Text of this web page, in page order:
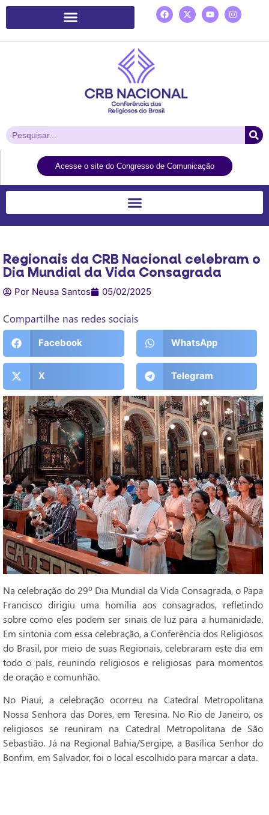
Acesse o site do Congresso de Comunicação
Regionais da CRB Nacional celebram o
Dia Mundial da Vida Consagrada
Por Neusa Santos 05/02/2025
Compartilhe nas redes sociais
Facebook WhatsApp
X Telegram
Na celebração do 29º Dia Mundial da Vida Consagrada, o Papa
Francisco dirigiu uma homilia aos consagrados, refletindo
sobre como eles podem ser sinais de luz para a humanidade.
Em sintonia com essa celebração, a Conferência dos Religiosos
do Brasil, por meio de suas Regionais, celebraram este dia em
todo o país, reunindo religiosos e religiosas para momentos
de oração e comunhão.
No Piauí, a celebração ocorreu na Catedral Metropolitana
Nossa Senhora das Dores, em Teresina. No Rio de Janeiro, os
religiosos se reuniram na Catedral Metropolitana de São
Sebastião. Já na Regional Bahia/Sergipe, a Basílica Senhor do
Bonfim, em Salvador, foi o local escolhido para marcar a data.